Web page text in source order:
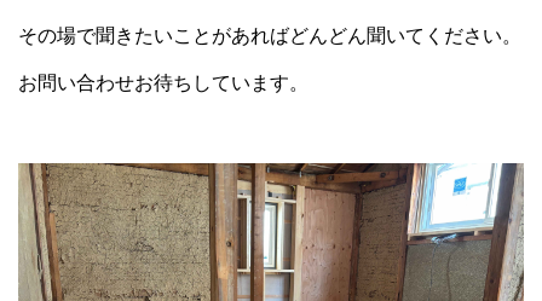
その場で聞きたいことがあればどんどん聞いてください。
お問い合わせお待ちしています。